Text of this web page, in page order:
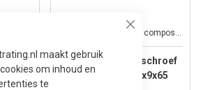
Close
maakt gebruik
om inhoud en
te
Liftsol funderingsschroef
65 verzinkt staal 9x9x65